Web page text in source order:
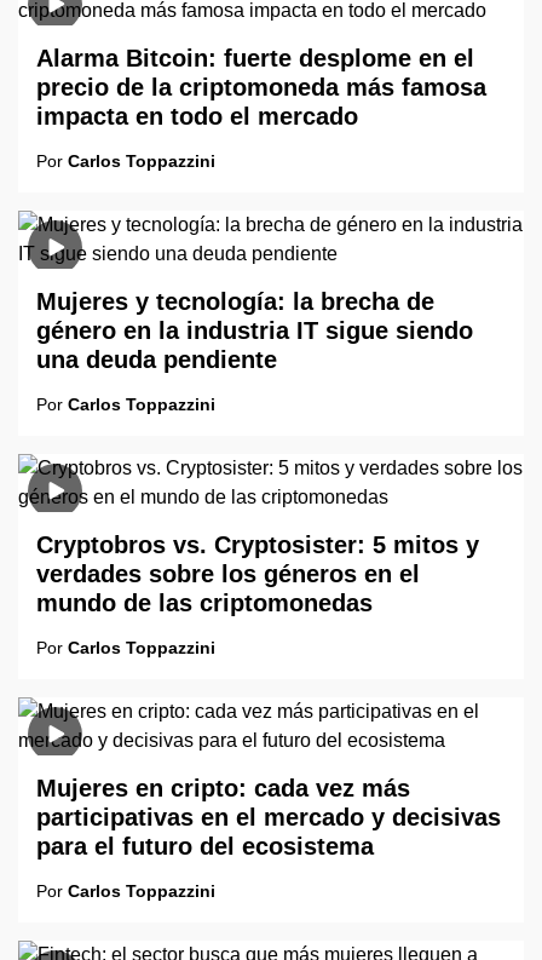
Alarma Bitcoin: fuerte desplome en el
precio de la criptomoneda más famosa
impacta en todo el mercado
Por Carlos Toppazzini
Mujeres y tecnología: la brecha de
género en la industria IT sigue siendo
una deuda pendiente
Por Carlos Toppazzini
Cryptobros vs. Cryptosister: 5 mitos y
verdades sobre los géneros en el
mundo de las criptomonedas
Por Carlos Toppazzini
Mujeres en cripto: cada vez más
participativas en el mercado y decisivas
para el futuro del ecosistema
Por Carlos Toppazzini